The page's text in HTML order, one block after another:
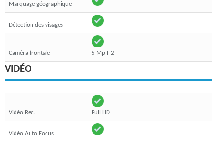
Marquage géographique
Détection des visages
Caméra frontale 5 Mp F 2
VIDÉO
Vidéo Rec. Full HD
Vidéo Auto Focus